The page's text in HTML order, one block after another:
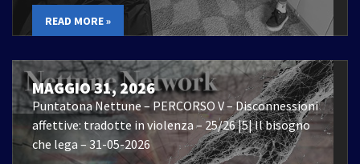
READ MORE »
MAGGIO 31, 2026
Puntatona Nettune – PERCORSO V – Disconnessioni
affettive: tradotte in violenza – 25/26 |5| Il bisogno
che lega – 31-05-2026